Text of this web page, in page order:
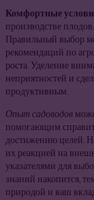
Комфортные
производстве
Правильный выбор
рекомендаций по
роста. Уделение
неприятностей и
продуктивным.
Опыт садоводов
помогающим
достижению целей.
их реакцией на
указателями для
знаний накопится,
природой и ваш